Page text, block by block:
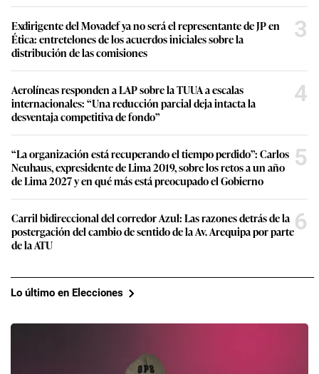
Exdirigente del Movadef ya no será el representante de JP en
Ética: entretelones de los acuerdos iniciales sobre la
distribución de las comisiones
3
Aerolíneas responden a LAP sobre la TUUA a escalas
internacionales: “Una reducción parcial deja intacta la
desventaja competitiva de fondo”
4
“La organización está recuperando el tiempo perdido”: Carlos
Neuhaus, expresidente de Lima 2019, sobre los retos a un año
de Lima 2027 y en qué más está preocupado el Gobierno
5
Carril bidireccional del corredor Azul: Las razones detrás de la
postergación del cambio de sentido de la Av. Arequipa por parte
de la ATU
6
Lo último en Elecciones